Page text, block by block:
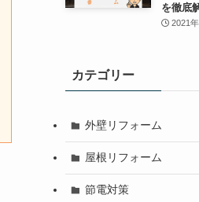
を徹底
2021
カテゴリー
外壁リフォーム
屋根リフォーム
節電対策